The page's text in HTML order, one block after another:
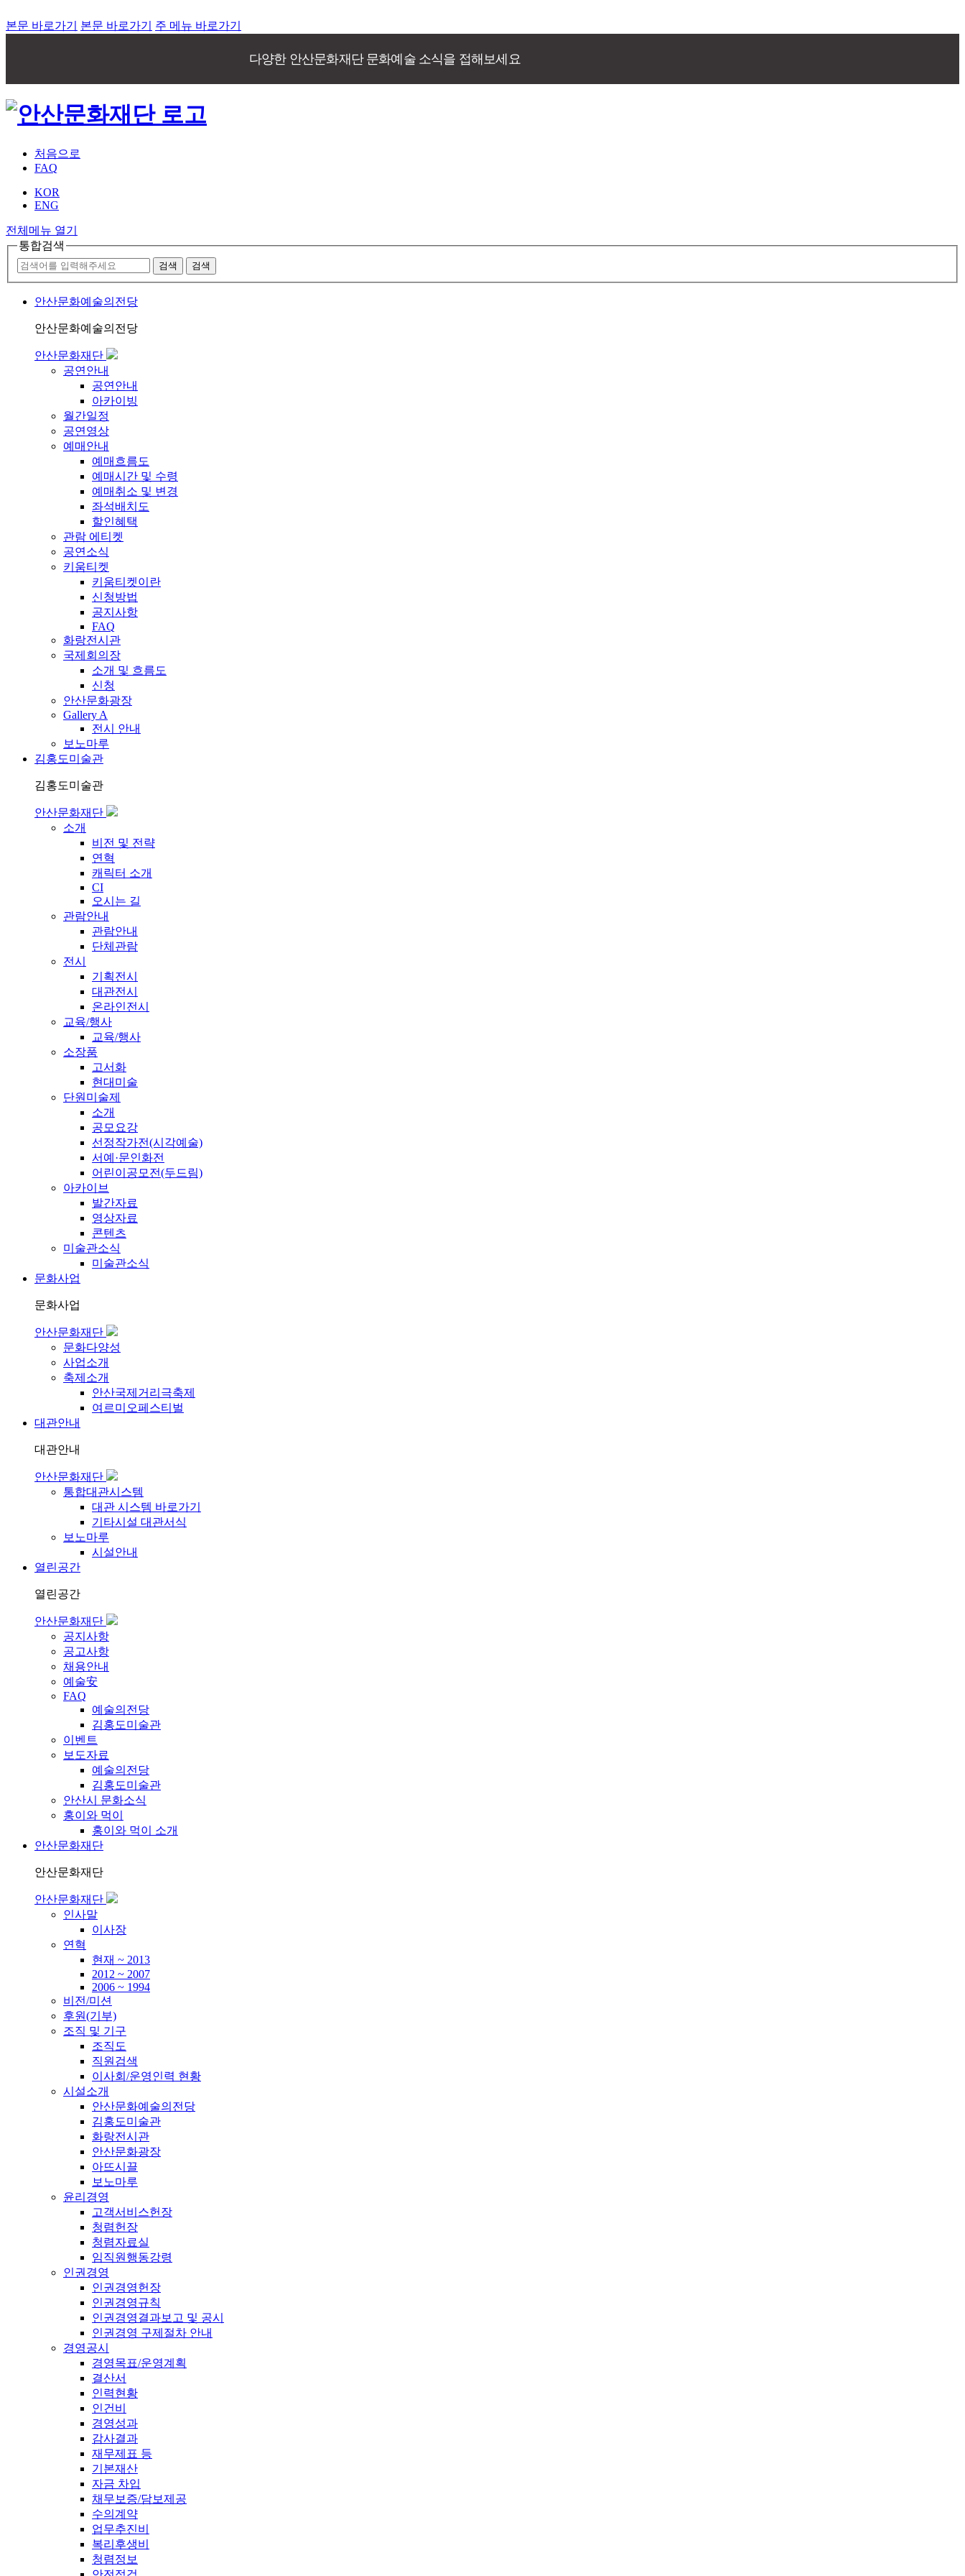
본문 바로가기 본문 바로가기 주 메뉴 바로가기
다양한 안산문화재단 문화예술 소식을 접해보세요
처음으로
FAQ
KOR
ENG
전체메뉴 열기
통합검색
안산문화예술의전당
안산문화예술의전당
안산문화재단
공연안내
공연안내
아카이빙
월간일정
공연영상
예매안내
예매흐름도
예매시간 및 수령
예매취소 및 변경
좌석배치도
할인혜택
관람 에티켓
공연소식
키움티켓
키움티켓이란
신청방법
공지사항
FAQ
화랑전시관
국제회의장
소개 및 흐름도
신청
안산문화광장
Gallery A
전시 안내
보노마루
김홍도미술관
김홍도미술관
안산문화재단
소개
비전 및 전략
연혁
캐릭터 소개
CI
오시는 길
관람안내
관람안내
단체관람
전시
기획전시
대관전시
온라인전시
교육/행사
교육/행사
소장품
고서화
현대미술
단원미술제
소개
공모요강
선정작가전(시각예술)
서예·문인화전
어린이공모전(두드림)
아카이브
발간자료
영상자료
콘텐츠
미술관소식
미술관소식
문화사업
문화사업
안산문화재단
문화다양성
사업소개
축제소개
안산국제거리극축제
여르미오페스티벌
대관안내
대관안내
안산문화재단
통합대관시스템
대관 시스템 바로가기
기타시설 대관서식
보노마루
시설안내
열린공간
열린공간
안산문화재단
공지사항
공고사항
채용안내
예술安
FAQ
예술의전당
김홍도미술관
이벤트
보도자료
예술의전당
김홍도미술관
안산시 문화소식
홍이와 먹이
홍이와 먹이 소개
안산문화재단
안산문화재단
안산문화재단
인사말
이사장
연혁
현재 ~ 2013
2012 ~ 2007
2006 ~ 1994
비전/미션
후원(기부)
조직 및 기구
조직도
직원검색
이사회/운영인력 현황
시설소개
안산문화예술의전당
김홍도미술관
화랑전시관
안산문화광장
아뜨시끌
보노마루
윤리경영
고객서비스헌장
청렴헌장
청렴자료실
임직원행동강령
인권경영
인권경영헌장
인권경영규칙
인권경영결과보고 및 공시
인권경영 구제절차 안내
경영공시
경영목표/운영계획
결산서
인력현황
인건비
경영성과
감사결과
재무제표 등
기본재산
자금 차입
채무보증/담보제공
수의계약
업무추진비
복리후생비
청렴정보